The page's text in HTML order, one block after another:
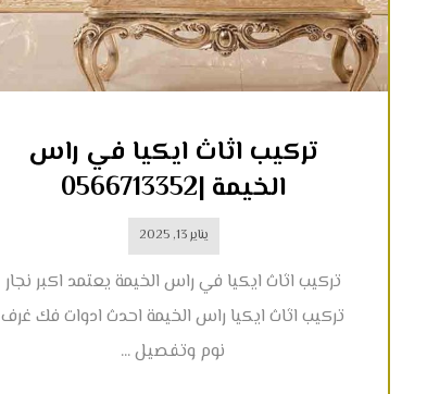
تركيب اثاث ايكيا في راس
الخيمة |0566713352
يناير 13, 2025
تركيب اثاث ايكيا في راس الخيمة يعتمد اكبر نجار
تركيب اثاث ايكيا راس الخيمة احدث ادوات فك غرف
نوم وتفصيل ...